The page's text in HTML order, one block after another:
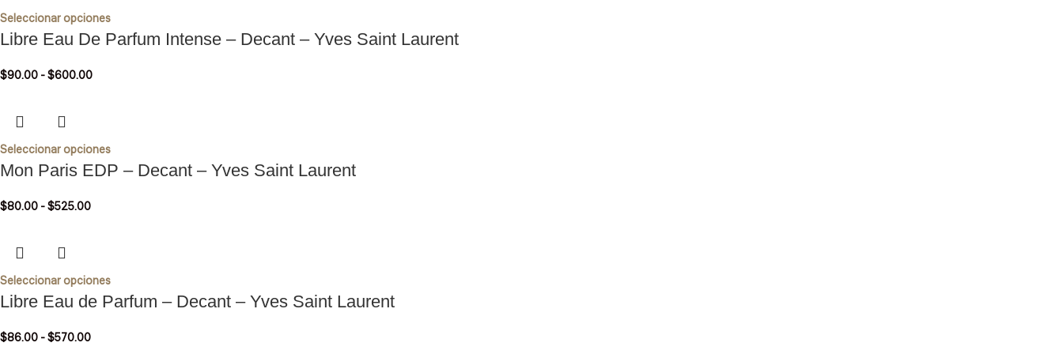
Seleccionar opciones
Libre Eau De Parfum Intense – Decant – Yves Saint Laurent
$90.00 -$600.00
Seleccionar opciones
Mon Paris EDP – Decant – Yves Saint Laurent
$80.00 -$525.00
Seleccionar opciones
Libre Eau de Parfum – Decant – Yves Saint Laurent
$86.00 -$570.00